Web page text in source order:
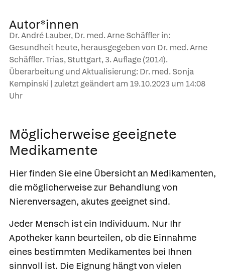
Autor*innen
Dr. André Lauber, Dr. med. Arne Schäffler in:
Gesundheit heute, herausgegeben von Dr. med. Arne
Schäffler. Trias, Stuttgart, 3. Auflage (2014).
Überarbeitung und Aktualisierung: Dr. med. Sonja
Kempinski | zuletzt geändert am 19.10.2023 um 14:08
Uhr
Möglicherweise geeignete
Medikamente
Hier finden Sie eine Übersicht an Medikamenten,
die möglicherweise zur Behandlung von
Nierenversagen, akutes geeignet sind.
Jeder Mensch ist ein Individuum. Nur Ihr
Apotheker kann beurteilen, ob die Einnahme
eines bestimmten Medikamentes bei Ihnen
sinnvoll ist. Die Eignung hängt von vielen